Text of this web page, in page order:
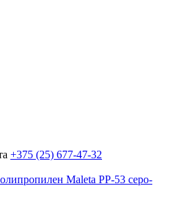
+375 (25) 677-47-32